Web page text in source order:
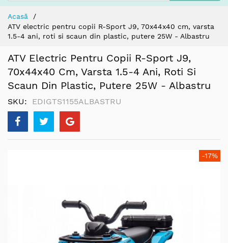
Acasă
ATV electric pentru copii R-Sport J9, 70x44x40 cm, varsta
1.5-4 ani, roti si scaun din plastic, putere 25W - Albastru
ATV Electric Pentru Copii R-Sport J9,
70x44x40 Cm, Varsta 1.5-4 Ani, Roti Si
Scaun Din Plastic, Putere 25W - Albastru
SKU EDIGTS1155ALBASTRU
-17%